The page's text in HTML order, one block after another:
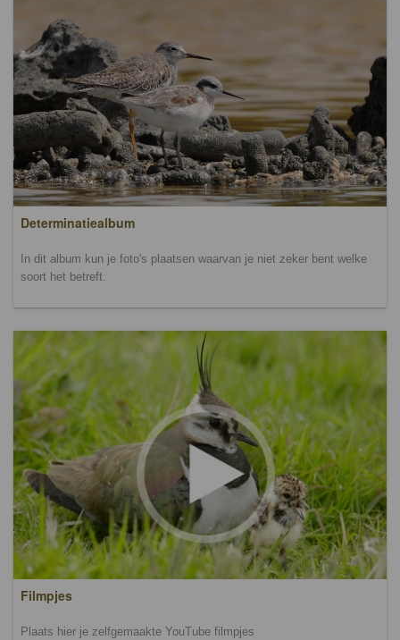
Determinatiealbum
In dit album kun je foto's plaatsen waarvan je niet zeker bent welke
soort het betreft.
Filmpjes
Plaats hier je zelfgemaakte YouTube filmpjes